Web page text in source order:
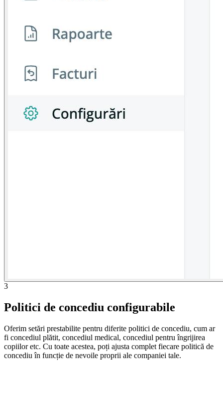
3
Politici de concediu configurabile
Oferim setări prestabilite pentru diferite politici de concediu, cum ar
fi concediul plătit, concediul medical, concediul pentru îngrijirea
copiilor etc. Cu toate acestea, poți ajusta complet fiecare politică de
concediu în funcție de nevoile proprii ale companiei tale.